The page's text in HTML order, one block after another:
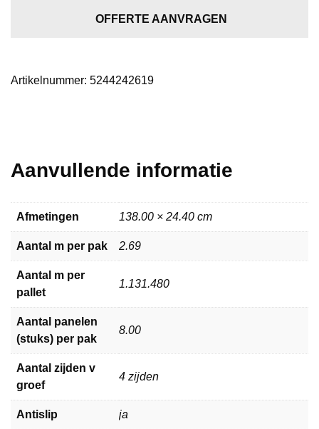
OFFERTE AANVRAGEN
Artikelnummer: 5244242619
Aanvullende informatie
Afmetingen 138.00 × 24.40 cm
Aantal m per pak 2.69
Aantal m per
pallet
1.131.480
Aantal panelen
(stuks) per pak
8.00
Aantal zijden v
groef
4 zijden
Antislip ja